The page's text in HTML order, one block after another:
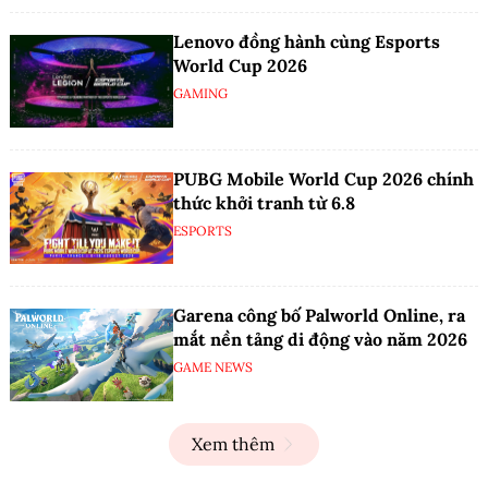
Lenovo đồng hành cùng Esports
World Cup 2026
GAMING
PUBG Mobile World Cup 2026 chính
thức khởi tranh từ 6.8
ESPORTS
Garena công bố Palworld Online, ra
mắt nền tảng di động vào năm 2026
GAME NEWS
Xem thêm